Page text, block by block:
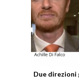
Due direzioni